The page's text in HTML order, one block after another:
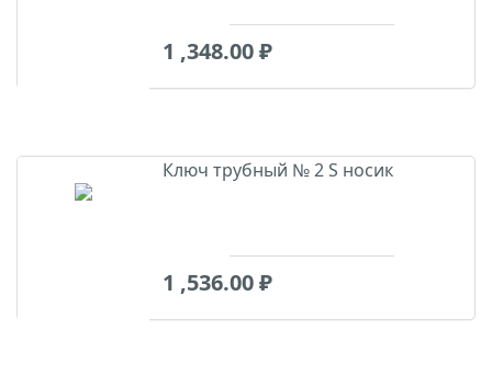
1 ,348.00₽
Ключ трубный № 2 S носик
1 ,536.00₽